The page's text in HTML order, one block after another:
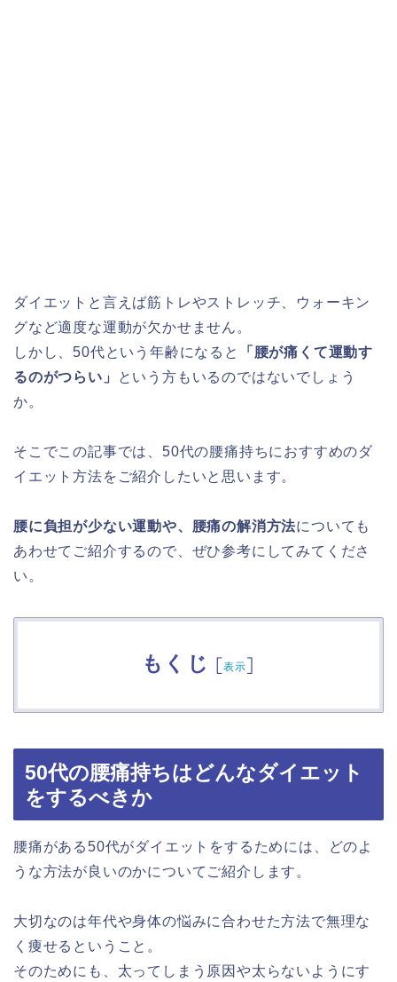
ダイエットと言えば筋トレやストレッチ、ウォーキン
グなど適度な運動が欠かせません。
しかし、50代という年齢になると
「腰が痛くて運動す
るのがつらい」
という方もいるのではないでしょう
か。
そこでこの記事では、50代の腰痛持ちにおすすめのダ
イエット方法をご紹介したいと思います。
腰に負担が少ない運動や、腰痛の解消方法についても
あわせてご紹介するので、ぜひ参考にしてみてくださ
い。
もくじ [表示]
50代の腰痛持ちはどんなダイエット
をするべきか
腰痛がある50代がダイエットをするためには、どのよ
うな方法が良いのかについてご紹介します。
大切なのは年代や身体の悩みに合わせた方法で無理な
く痩せるということ。
そのためにも、太ってしまう原因や太らないようにす